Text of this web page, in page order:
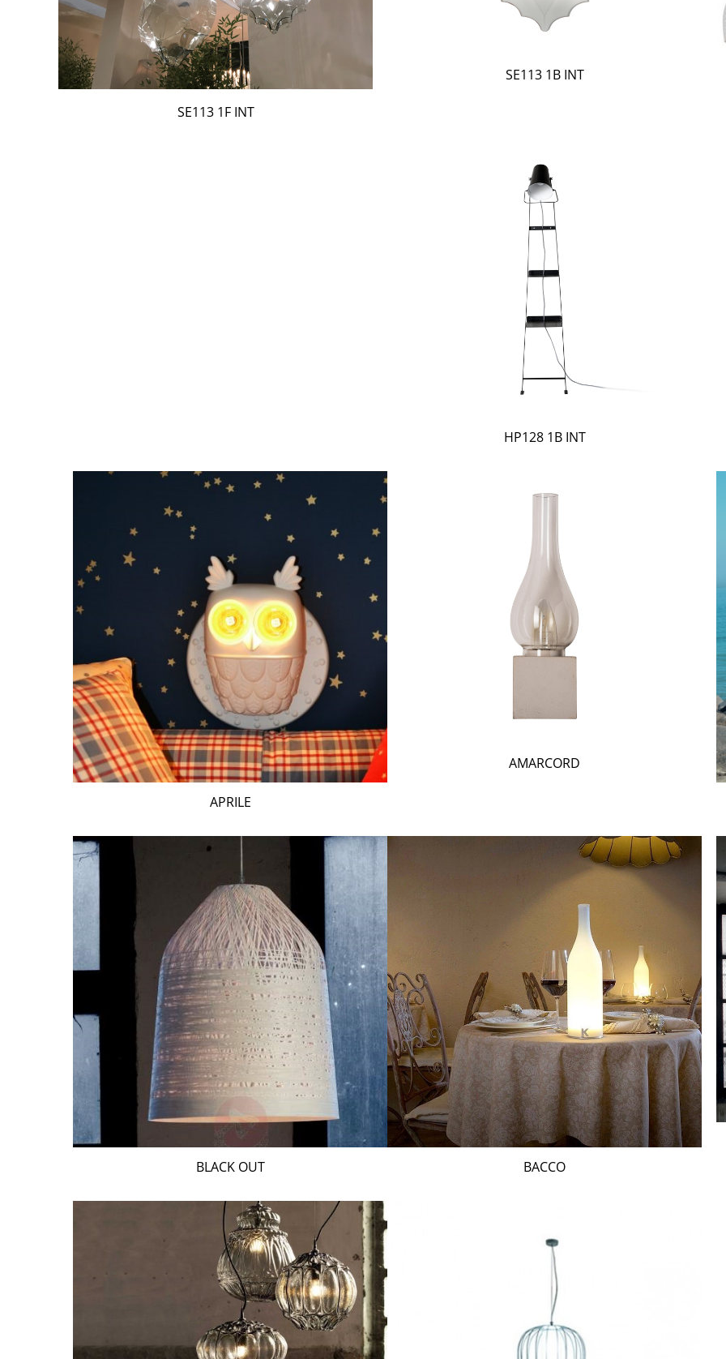
SE113 1B INT
SE113 1F INT
HP128 1B INT
AMARCORD
APRILE
BACCO
BLACK OUT